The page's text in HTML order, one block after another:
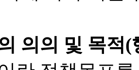
의의 및 목적